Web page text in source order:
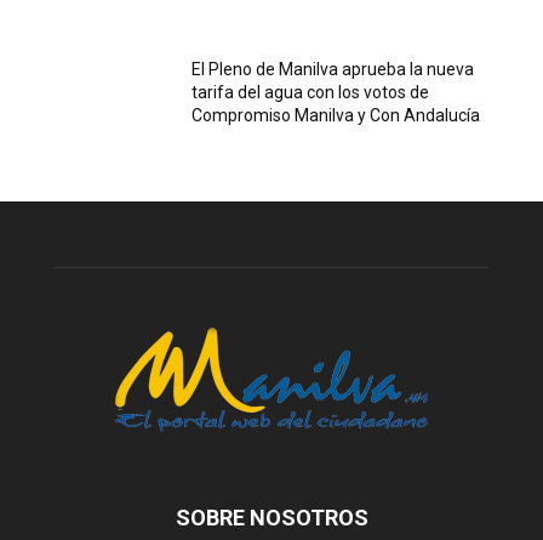
El Pleno de Manilva aprueba la nueva
tarifa del agua con los votos de
Compromiso Manilva y Con Andalucía
SOBRE NOSOTROS